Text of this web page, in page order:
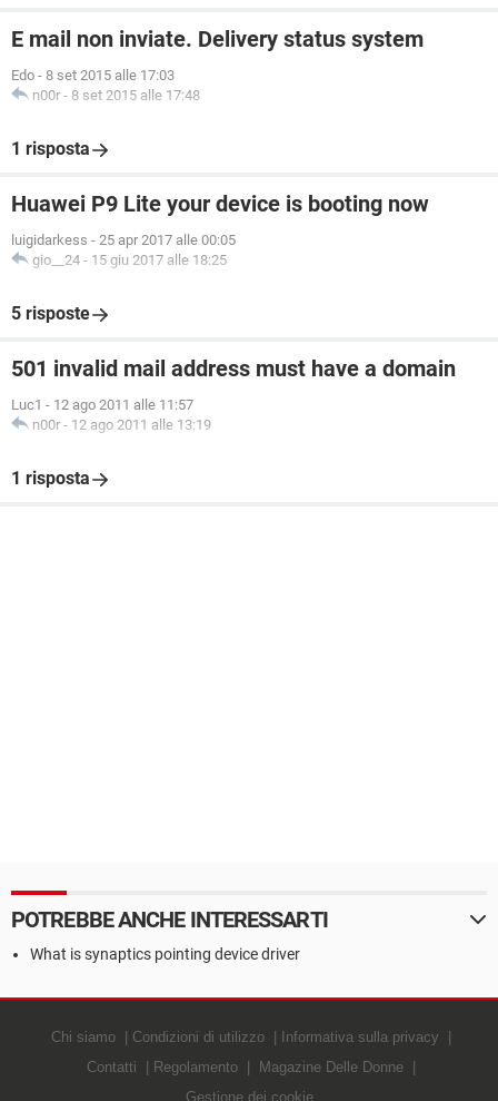
E mail non inviate. Delivery status system
Edo - 8 set 2015 alle 17:03
n00r - 8 set 2015 alle 17:48
1 risposta
Huawei P9 Lite your device is booting now
luigidarkess - 25 apr 2017 alle 00:05
gio__24 - 15 giu 2017 alle 18:25
5 risposte
501 invalid mail address must have a domain
Luc1 - 12 ago 2011 alle 11:57
n00r - 12 ago 2011 alle 13:19
1 risposta
POTREBBE ANCHE INTERESSARTI
What is synaptics pointing device driver
Chi siamo Condizioni di utilizzo
Informativa sulla privacy
Contatti
Regolamento
Magazine Delle Donne
Gestione dei cookie